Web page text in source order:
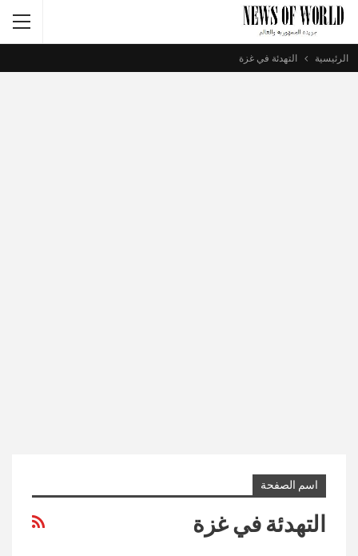
الرئيسية التهدئة في غزة
اسم الصفحة
التهدئة في غزة